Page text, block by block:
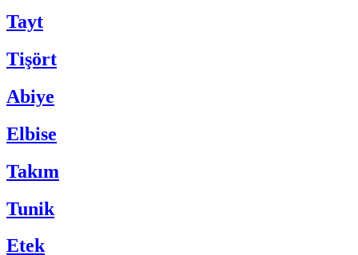
Tayt
Tişört
Abiye
Elbise
Takım
Tunik
Etek